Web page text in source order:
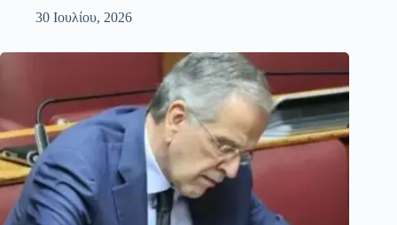
30 Ιουλίου, 2026